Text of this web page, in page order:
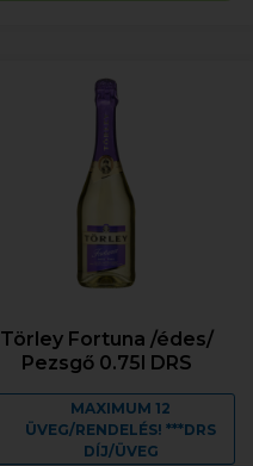
Törley Fortuna /édes/
Pezsgő 0.75l DRS
MAXIMUM 12
ÜVEG/RENDELÉS! ***DRS
DÍJ/ÜVEG